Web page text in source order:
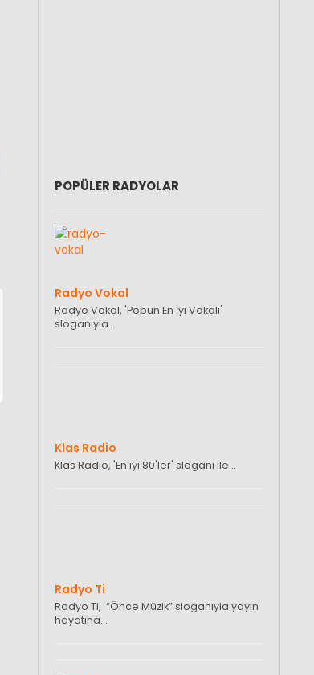
POPÜLER RADYOLAR
Radyo Vokal
Radyo Vokal, 'Popun En İyi Vokali'
sloganıyla…
Klas Radio
Klas Radio, 'En iyi 80'ler' sloganı ile…
Radyo Ti
Radyo Ti, “Önce Müzik” sloganıyla yayın
hayatına…